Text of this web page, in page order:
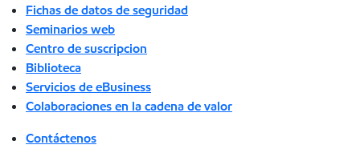
Fichas de datos de seguridad
Seminarios web
Centro de suscripcion
Biblioteca
Servicios de eBusiness
Colaboraciones en la cadena de valor
Contáctenos